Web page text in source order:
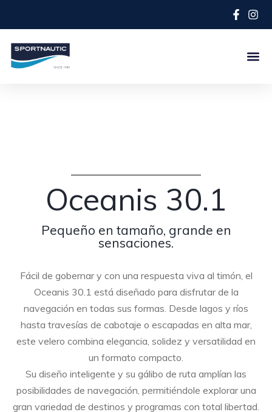
Oceanis 30.1
Pequeño en tamaño, grande en
sensaciones.
Fácil de gobernar y con una respuesta viva al timón, el
Oceanis 30.1 está diseñado para disfrutar de la
navegación en todas sus formas. Desde lagos y ríos
hasta travesías de cabotaje o escapadas en alta mar,
este velero combina elegancia, solidez y versatilidad en
un formato compacto.
Su diseño inteligente y su gálibo de ruta amplían las
posibilidades de navegación, permitiéndole explorar una
gran variedad de destinos y programas con total libertad.